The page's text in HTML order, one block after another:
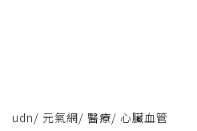
udn/ 元氣網/ 醫療/ 心臟血管